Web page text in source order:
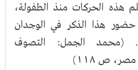
هذه الحركات منذ الطفولة،
هذا الذكر في الوجدان
(محمد الجمل: التصوف
ص ١١٨)